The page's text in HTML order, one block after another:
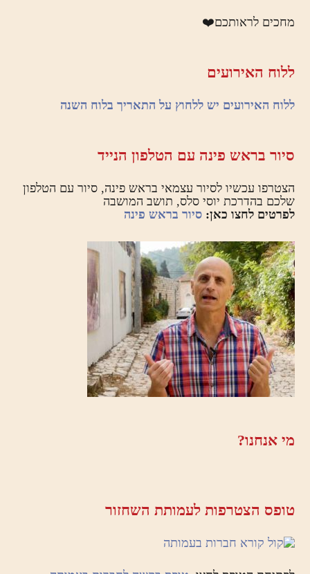
מחכים לראותכם❤️
ללוח האירועים
ללוח האירועים יש ללחוץ על התאריך בלוח השנה
סיור בראש פינה עם הטלפון הנייד
הצטרפו עכשיו לסיור עצמאי בראש פינה, סיור עם הטלפון
שלכם בהדרכת יוסי סלס, תושב המושבה
לפרטים לחצו כאן:סיור בראש פינה
מי אנחנו?
טופס הצטרפות לעמותת השחזור